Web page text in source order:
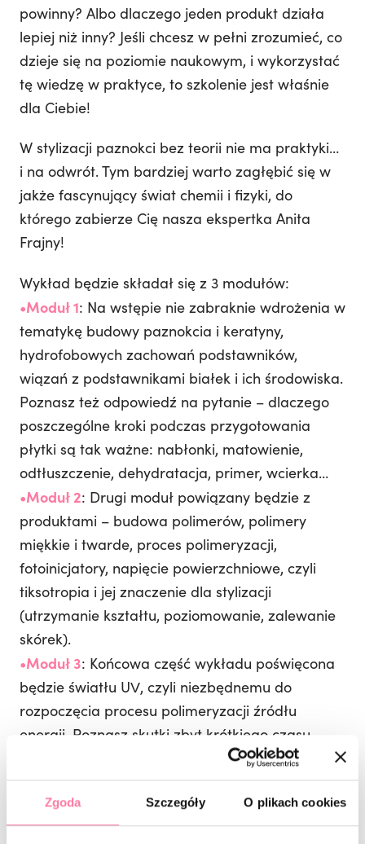
Zgoda Szczegóły O plikach cookies
powinny? Albo dlaczego jeden produkt działa
lepiej niż inny? Jeśli chcesz w pełni zrozumieć, co
dzieje się na poziomie naukowym, i wykorzystać
tę wiedzę w praktyce, to szkolenie jest właśnie
dla Ciebie!
W stylizacji paznokci bez teorii nie ma praktyki…
i na odwrót. Tym bardziej warto zagłębić się w
jakże fascynujący świat chemii i fizyki, do
którego zabierze Cię nasza ekspertka Anita
Frajny!
Wykład będzie składał się z 3 modułów:
•Moduł 1: Na wstępie nie zabraknie wdrożenia w
tematykę budowy paznokcia i keratyny,
hydrofobowych zachowań podstawników,
wiązań z podstawnikami białek i ich środowiska.
Poznasz też odpowiedź na pytanie – dlaczego
poszczególne kroki podczas przygotowania
płytki są tak ważne: nabłonki, matowienie,
odtłuszczenie, dehydratacja, primer, wcierka…
•Moduł 2: Drugi moduł powiązany będzie z
produktami – budowa polimerów, polimery
miękkie i twarde, proces polimeryzacji,
fotoinicjatory, napięcie powierzchniowe, czyli
tiksotropia i jej znaczenie dla stylizacji
(utrzymanie kształtu, poziomowanie, zalewanie
skórek).
•Moduł 3: Końcowa część wykładu poświęcona
będzie światłu UV, czyli niezbędnemu do
rozpoczęcia procesu polimeryzacji źródłu
energii. Poznasz skutki zbyt krótkiego czasu
dostarczania energii, zbyt niskiej energii, a także
za dużej energii. Moc lampy czy rozmieszczenie
ledów mają znaczenie! Nie zabraknie także
kontrowersyjnego tematu, jakim jest wpływ